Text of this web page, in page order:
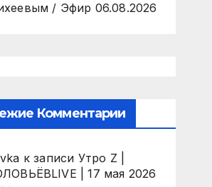
/ Эфир 06.08.2026
Комментарии
к записи Утро Z |
| 17 мая 2026